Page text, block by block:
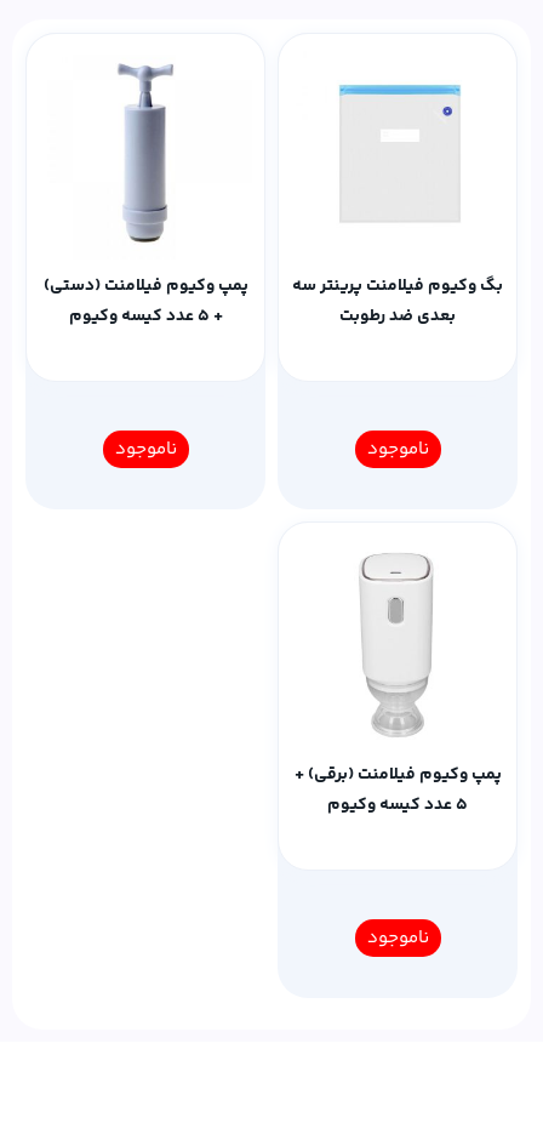
بگ وکیوم فیلامنت پرینتر سه‌
بعدی ضد رطوبت
ناموجود
پمپ وکیوم فیلامنت (دستی)
+ 5 عدد کیسه وکیوم
ناموجود
پمپ وکیوم فیلامنت (برقی) +
5 عدد کیسه وکیوم
ناموجود